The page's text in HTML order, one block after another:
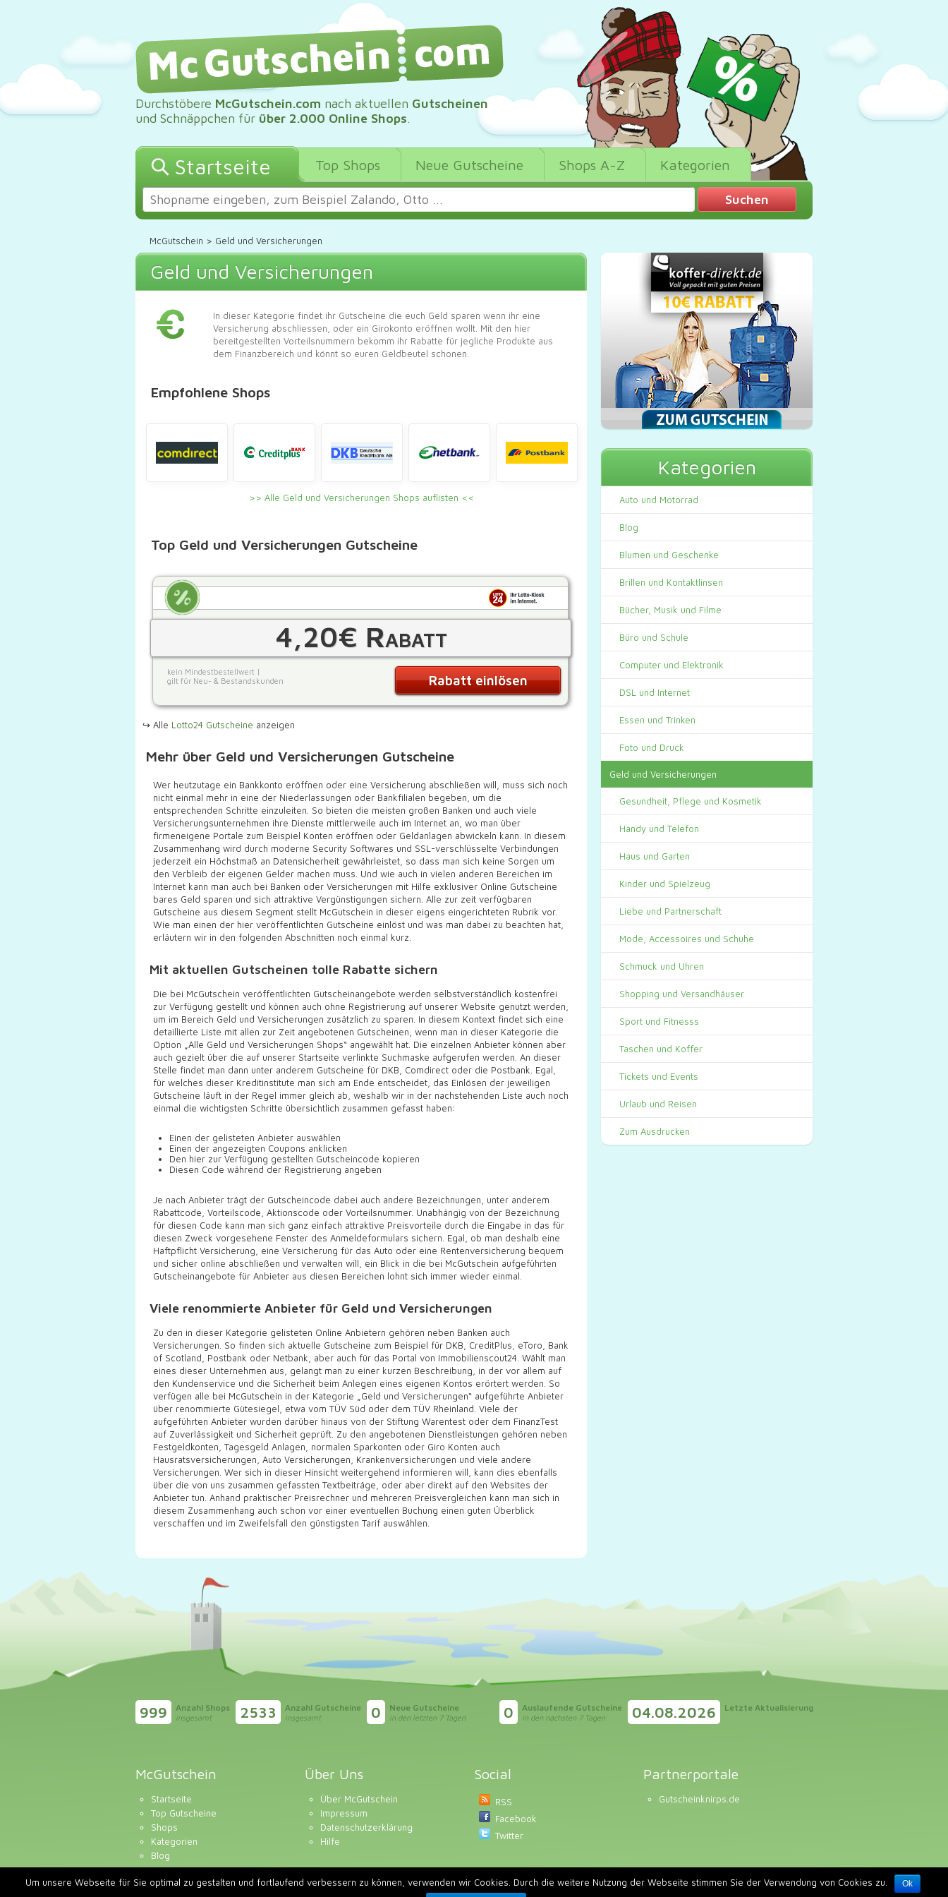
Durchstöbere McGutschein.com nach aktuellen Gutscheinen
und Schnäppchen für über 2.000 Online Shops.
Startseite Top Shops Neue Gutscheine Shops A-Z Kategorien
McGutschein > Geld und Versicherungen
Geld und Versicherungen
In dieser Kategorie findet ihr Gutscheine die euch Geld sparen wenn ihr eine
Versicherung abschliessen, oder ein Girokonto eröffnen wollt. Mit den hier
bereitgestellten Vorteilsnummern bekomm ihr Rabatte für jegliche Produkte aus
dem Finanzbereich und könnt so euren Geldbeutel schonen.
Empfohlene Shops
Alle Geld und Versicherungen Shops auflisten
Top Geld und Versicherungen Gutscheine
4,20€ Rabatt
kein Mindestbestellwert |
gilt für Neu- & Bestandskunden
Rabatt einlösen
↪ Alle Lotto24 Gutscheine anzeigen
Mehr über Geld und Versicherungen Gutscheine
Wer heutzutage ein Bankkonto eröffnen oder eine Versicherung abschließen will, muss sich noch
nicht einmal mehr in eine der Niederlassungen oder Bankfilialen begeben, um die
entsprechenden Schritte einzuleiten. So bieten die meisten großen Banken und auch viele
Versicherungsunternehmen ihre Dienste mittlerweile auch im Internet an, wo man über
firmeneigene Portale zum Beispiel Konten eröffnen oder Geldanlagen abwickeln kann. In diesem
Zusammenhang wird durch moderne Security Softwares und SSL-verschlüsselte Verbindungen
jederzeit ein Höchstmaß an Datensicherheit gewährleistet, so dass man sich keine Sorgen um
den Verbleib der eigenen Gelder machen muss. Und wie auch in vielen anderen Bereichen im
Internet kann man auch bei Banken oder Versicherungen mit Hilfe exklusiver Online Gutscheine
bares Geld sparen und sich attraktive Vergünstigungen sichern. Alle zur zeit verfügbaren
Gutscheine aus diesem Segment stellt McGutschein in dieser eigens eingerichteten Rubrik vor.
Wie man einen der hier veröffentlichten Gutscheine einlöst und was man dabei zu beachten hat,
erläutern wir in den folgenden Abschnitten noch einmal kurz.
Mit aktuellen Gutscheinen tolle Rabatte sichern
Die bei McGutschein veröffentlichten Gutscheinangebote werden selbstverständlich kostenfrei
zur Verfügung gestellt und können auch ohne Registrierung auf unserer Website genutzt werden,
um im Bereich Geld und Versicherungen zusätzlich zu sparen. In diesem Kontext findet sich eine
detaillierte Liste mit allen zur Zeit angebotenen Gutscheinen, wenn man in dieser Kategorie die
Option „Alle Geld und Versicherungen Shops“ angewählt hat. Die einzelnen Anbieter können aber
auch gezielt über die auf unserer Startseite verlinkte Suchmaske aufgerufen werden. An dieser
Stelle findet man dann unter anderem Gutscheine für DKB, Comdirect oder die Postbank. Egal,
für welches dieser Kreditinstitute man sich am Ende entscheidet, das Einlösen der jeweiligen
Gutscheine läuft in der Regel immer gleich ab, weshalb wir in der nachstehenden Liste auch noch
einmal die wichtigsten Schritte übersichtlich zusammen gefasst haben:
Einen der gelisteten Anbieter auswählen
Einen der angezeigten Coupons anklicken
Den hier zur Verfügung gestellten Gutscheincode kopieren
Diesen Code während der Registrierung angeben
Je nach Anbieter trägt der Gutscheincode dabei auch andere Bezeichnungen, unter anderem
Rabattcode, Vorteilscode, Aktionscode oder Vorteilsnummer. Unabhängig von der Bezeichnung
für diesen Code kann man sich ganz einfach attraktive Preisvorteile durch die Eingabe in das für
diesen Zweck vorgesehene Fenster des Anmeldeformulars sichern. Egal, ob man deshalb eine
Haftpflicht Versicherung, eine Versicherung für das Auto oder eine Rentenversicherung bequem
und sicher online abschließen und verwalten will, ein Blick in die bei McGutschein aufgeführten
Gutscheinangebote für Anbieter aus diesen Bereichen lohnt sich immer wieder einmal.
Viele renommierte Anbieter für Geld und Versicherungen
Zu den in dieser Kategorie gelisteten Online Anbietern gehören neben Banken auch
Versicherungen. So finden sich aktuelle Gutscheine zum Beispiel für DKB, CreditPlus, eToro, Bank
of Scotland, Postbank oder Netbank, aber auch für das Portal von Immobilienscout24. Wählt man
eines dieser Unternehmen aus, gelangt man zu einer kurzen Beschreibung, in der vor allem auf
den Kundenservice und die Sicherheit beim Anlegen eines eigenen Kontos erörtert werden. So
verfügen alle bei McGutschein in der Kategorie „Geld und Versicherungen“ aufgeführte Anbieter
über renommierte Gütesiegel, etwa vom TÜV Süd oder dem TÜV Rheinland. Viele der
aufgeführten Anbieter wurden darüber hinaus von der Stiftung Warentest oder dem FinanzTest
auf Zuverlässigkeit und Sicherheit geprüft. Zu den angebotenen Dienstleistungen gehören neben
Festgeldkonten, Tagesgeld Anlagen, normalen Sparkonten oder Giro Konten auch
Hausratsversicherungen, Auto Versicherungen, Krankenversicherungen und viele andere
Versicherungen. Wer sich in dieser Hinsicht weitergehend informieren will, kann dies ebenfalls
über die von uns zusammen gefassten Textbeiträge, oder aber direkt auf den Websites der
Anbieter tun. Anhand praktischer Preisrechner und mehreren Preisvergleichen kann man sich in
diesem Zusammenhang auch schon vor einer eventuellen Buchung einen guten Überblick
verschaffen und im Zweifelsfall den günstigsten Tarif auswählen.
Kategorien
Auto und Motorrad
Blog
Blumen und Geschenke
Brillen und Kontaktlinsen
Bücher, Musik und Filme
Büro und Schule
Computer und Elektronik
DSL und Internet
Essen und Trinken
Foto und Druck
Geld und Versicherungen
Gesundheit, Pflege und Kosmetik
Handy und Telefon
Haus und Garten
Kinder und Spielzeug
Liebe und Partnerschaft
Mode, Accessoires und Schuhe
Schmuck und Uhren
Shopping und Versandhäuser
Sport und Fitnesss
Taschen und Koffer
Tickets und Events
Urlaub und Reisen
Zum Ausdrucken
999 Anzahl Shops
insgesamt 2533 Anzahl Gutscheine
insgesamt 0 Neue Gutscheine
in den letzten 7 Tagen 0 Auslaufende Gutscheine
in den nächsten 7 Tagen 04.08.2026 Letzte Aktualisierung
McGutschein
Startseite
Top Gutscheine
Shops
Kategorien
Blog
Über Uns
Über McGutschein
Impressum
Datenschutzerklärung
Hilfe
Social
RSS
Facebook
Twitter
Partnerportale
Gutscheinknirps.de
Copyright © 2020 McGutschein.com | Alle Rechte vorbehalten
Um unsere Webseite für Sie optimal zu gestalten und fortlaufend verbessern zu können, verwenden wir Cookies. Durch die weitere Nutzung der Webseite stimmen Sie der Verwendung von Cookies zu. Ok